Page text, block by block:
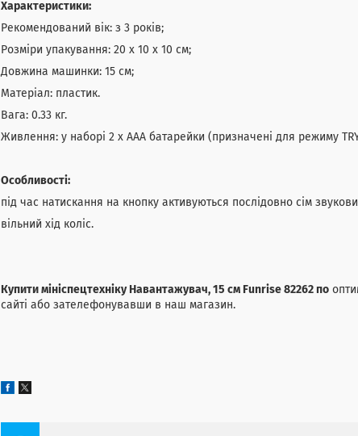
Характеристики:
Рекомендований вік: з 3 років;
Розміри упакування: 20 х 10 х 10 см;
Довжина машинки: 15 см;
Матеріал: пластик.
Вага: 0.33 кг.
Живлення: у наборі 2 х ААА батарейки (призначені для режиму
Особливості:
під час натискання на кнопку активуються послідовно сім
вільний хід коліс.
Купити мініспецтехніку Навантажувач, 15 см Funrise 82262 по
сайті або зателефонувавши в наш магазин.